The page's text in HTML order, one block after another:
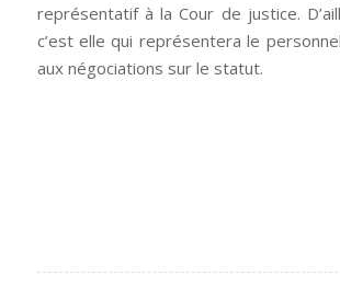
représentatif à la Cour de justice.
c’est elle qui représentera le
aux négociations sur le statut.